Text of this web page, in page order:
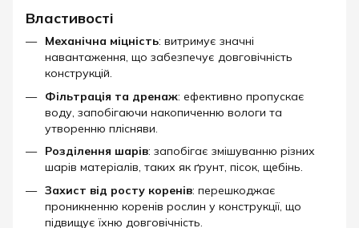
Властивості
Механічна міцність: витримує значні
навантаження, що забезпечує довговічність
конструкцій.
Фільтрація та дренаж: ефективно пропускає
воду, запобігаючи накопиченню вологи та
утворенню плісняви.
Розділення шарів: запобігає змішуванню різних
шарів матеріалів, таких як ґрунт, пісок, щебінь.
Захист від росту коренів: перешкоджає
проникненню коренів рослин у конструкції, що
підвищує їхню довговічність.